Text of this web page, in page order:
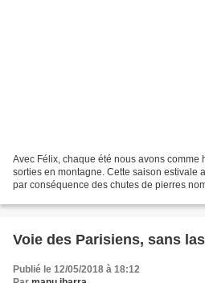
Avec Félix, chaque été nous avons comme
sorties en montagne. Cette saison estivale
par conséquence des chutes de pierres
Voie des Parisiens, sans
Publié le 12/05/2018 à 18:12